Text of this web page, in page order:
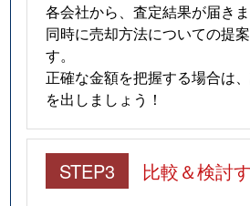
各会社から、査定結果が届きま
同時に売却方法についての提
す。
正確な金額を把握する場合は
を出しましょう！
STEP3 比較＆検討